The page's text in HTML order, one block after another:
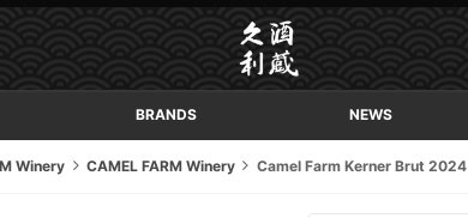
BRANDS NEWS
Winery CAMEL FARM Winery Camel Farm Kerner Brut 2024